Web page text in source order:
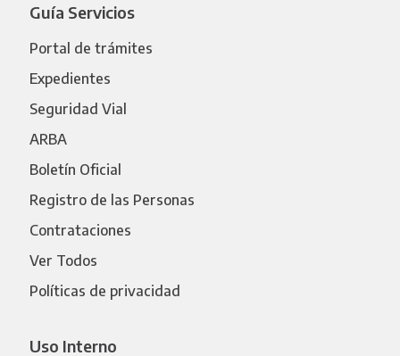
Guía Servicios
Portal de trámites
Expedientes
Seguridad Vial
ARBA
Boletín Oficial
Registro de las Personas
Contrataciones
Ver Todos
Políticas de privacidad
Uso Interno